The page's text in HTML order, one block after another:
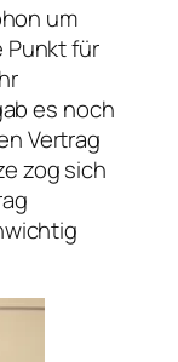
um
Punkt für
es noch
Vertrag
zog sich